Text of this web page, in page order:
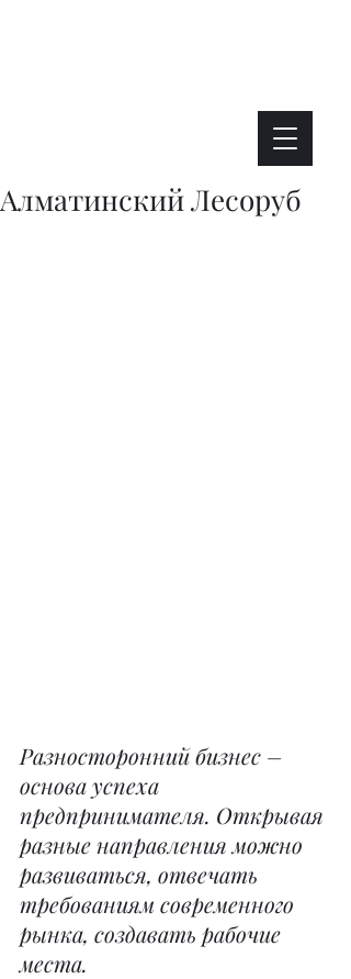
Алматинский Лесоруб
Разносторонний бизнес –
основа успеха
предпринимателя. Открывая
разные направления можно
развиваться, отвечать
требованиям современного
рынка, создавать рабочие
места.